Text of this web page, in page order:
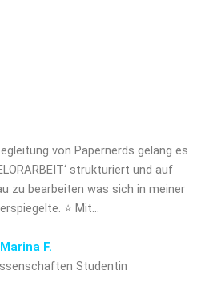
von Papernerds gelang es
strukturiert und auf
zu bearbeiten was sich in meiner
⭐ Mit…
Marina F.
Studentin